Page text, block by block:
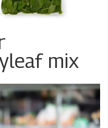
mix